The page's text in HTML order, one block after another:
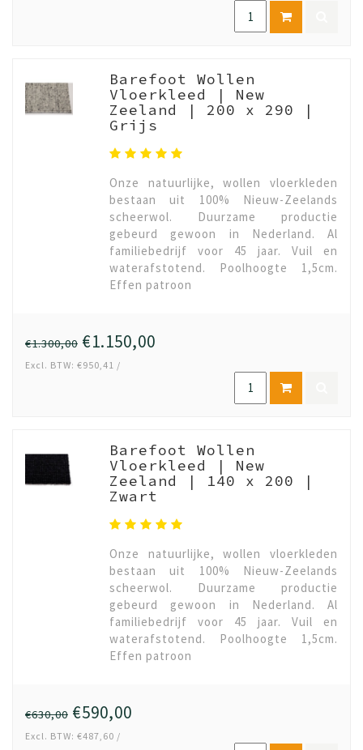
Barefoot Wollen
Vloerkleed | New
Zeeland | 200 x 290 |
Grijs
Onze natuurlijke, wollen vloerkleden
bestaan uit 100% Nieuw-Zeelands
scheerwol. Duurzame productie
gebeurd gewoon in Nederland. Al
familiebedrijf voor 45 jaar. Vuil en
waterafstotend. Poolhoogte 1,5cm.
Effen patroon
€1.300,00 €1.150,00
Excl. BTW: €950,41 /
Barefoot Wollen
Vloerkleed | New
Zeeland | 140 x 200 |
Zwart
Onze natuurlijke, wollen vloerkleden
bestaan uit 100% Nieuw-Zeelands
scheerwol. Duurzame productie
gebeurd gewoon in Nederland. Al
familiebedrijf voor 45 jaar. Vuil en
waterafstotend. Poolhoogte 1,5cm.
Effen patroon
€630,00 €590,00
Excl. BTW: €487,60 /